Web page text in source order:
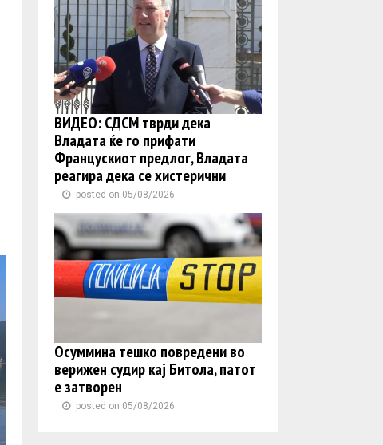
ВИДЕО: СДСМ тврди дека
Владата ќе го прифати
Францускиот предлог, Владата
реагира дека се хистерични
posted on 05/08/2026
Осуммина тешко повредени во
верижен судир кај Битола, патот
е затворен
posted on 05/08/2026